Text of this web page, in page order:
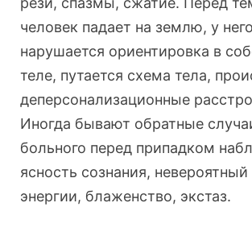
человек падает на землю, у него
нарушается ориентировка в
теле, путается схема тела,
деперсонализационные
Иногда бывают обратные
больного перед припадком
ясность сознания,
энергии, блаженство, экстаз.